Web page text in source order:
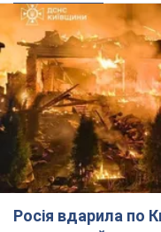
Росія вдарила по